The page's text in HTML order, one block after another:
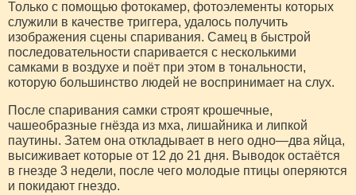
Только с помощью фотокамер, фотоэлементы которых
служили в качестве триггера, удалось получить
изображения сцены спаривания. Самец в быстрой
последовательности спаривается с несколькими
самками в воздухе и поёт при этом в тональности,
которую большинство людей не воспринимает на слух.
После спаривания самки строят крошечные,
чашеобразные гнёзда из мха, лишайника и липкой
паутины. Затем она откладывает в него одно—два яйца,
высиживает которые от 12 до 21 дня. Выводок остаётся
в гнезде 3 недели, после чего молодые птицы оперяются
и покидают гнездо.